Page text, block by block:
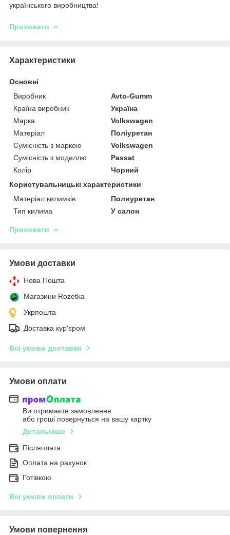
українського виробництва!
Приховати
Характеристики
Основні
Виробник
Avto-Gumm
Країна виробник
Україна
Марка
Volkswagen
Матеріал
Поліуретан
Сумісність з маркою
Volkswagen
Сумісність з моделлю
Passat
Колір
Чорний
Користувальницькі характеристики
Матеріал килимків
Полиуретан
Тип килима
У салон
Приховати
Умови доставки
Нова Пошта
Магазини Rozetka
Укрпошта
Доставка кур'єром
Всі умови доставки
Умови оплати
Ви отримаєте замовлення
або гроші повернуться на вашу картку
Детальніше
Післяплата
Оплата на рахунок
Готівкою
Всі умови оплати
Умови повернення